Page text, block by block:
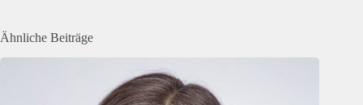
Ähnliche Beiträge